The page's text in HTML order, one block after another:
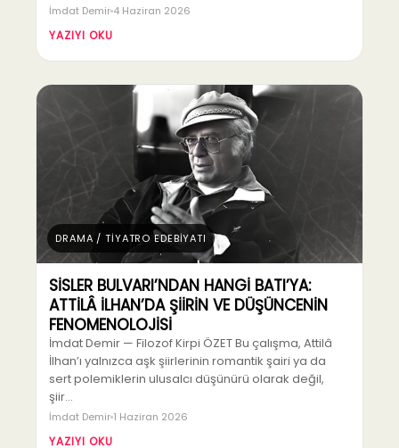
İmdat Demir 4 Haziran 2026
YAZIYI OKU
DRAMA / TİYATRO EDEBİYATI
SİSLER BULVARI’NDAN HANGİ BATI’YA:
ATTİLÂ İLHAN’DA ŞİİRİN VE DÜŞÜNCENİN
FENOMENOLOJİSİ
İmdat Demir — Filozof Kirpi ÖZET Bu çalışma, Attilâ
İlhan’ı yalnızca aşk şiirlerinin romantik şairi ya da
sert polemiklerin ulusalcı düşünürü olarak değil,
şiir…
İmdat Demir 1 Haziran 2026
YAZIYI OKU